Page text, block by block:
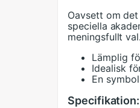
Oavsett om
speciella
meningsfullt val.
Lämplig
Idealisk
En
Specifikation: